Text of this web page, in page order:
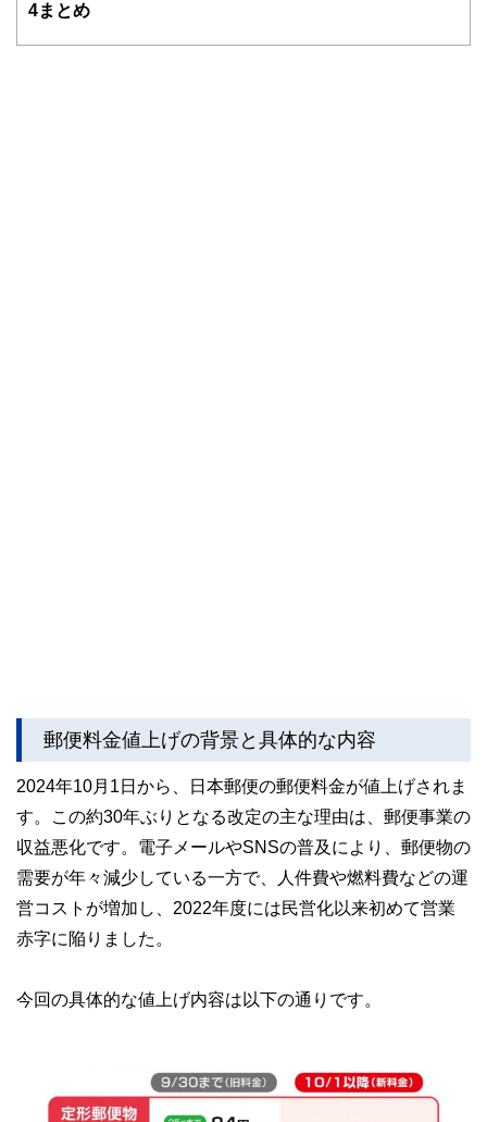
4まとめ
郵便料金値上げの背景と具体的な内容
2024年10月1日から、日本郵便の郵便料金が値上げされま
す。この約30年ぶりとなる改定の主な理由は、郵便事業の
収益悪化です。電子メールやSNSの普及により、郵便物の
需要が年々減少している一方で、人件費や燃料費などの運
営コストが増加し、2022年度には民営化以来初めて営業
赤字に陥りました。
今回の具体的な値上げ内容は以下の通りです。